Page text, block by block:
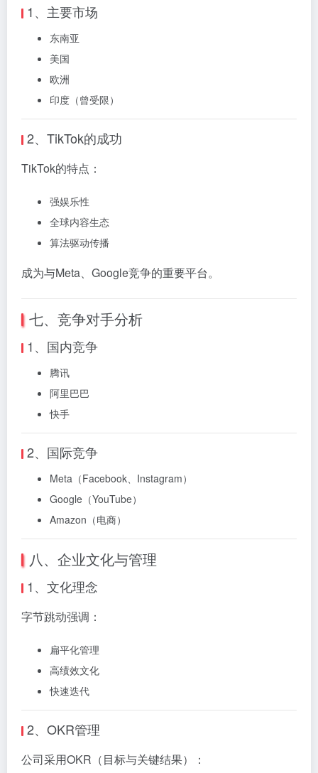
1、主要市场
东南亚
美国
欧洲
印度（曾受限）
2、TikTok的成功
TikTok的特点：
强娱乐性
全球内容生态
算法驱动传播
成为与Meta、 Google竞争的重要平台。
七、竞争对手分析
1、国内竞争
腾讯
阿里巴巴
快手
2、国际竞争
Meta（Facebook、Instagram）
Google（YouTube）
Amazon（电商）
八、企业文化与管理
1、文化理念
字节跳动强调：
扁平化管理
高绩效文化
快速迭代
2、OKR管理
公司采用OKR（目标与关键结果）：